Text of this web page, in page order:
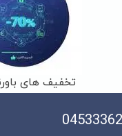
تخفیف های